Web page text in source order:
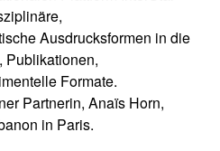
Ausdrucksformen in die
Publikationen,
Formate.
Partnerin, Anaïs Horn,
in Paris.